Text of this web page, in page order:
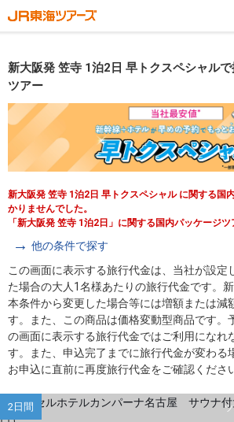
新大阪発 笠寺 1泊2日 早トクスペシャル
ツアー
新大阪発 笠寺 1泊2日 早トクスペシャル に関する国
かりませんでした。
「新大阪発 笠寺 1泊2日」に関する国内パッケージツ
他の条件で探す
この画面に表示する旅行代金は、当社が設定
た場合の大人1名様あたりの旅行代金です。
本条件から変更した場合等には増額または減
す。また、この商品は価格変動型商品です。
の画面に表示する旅行代金ではご利用になれ
す。また、申込完了までに旅行代金が変わる
お申込に直前に再度旅行代金をご確認くださ
2日間